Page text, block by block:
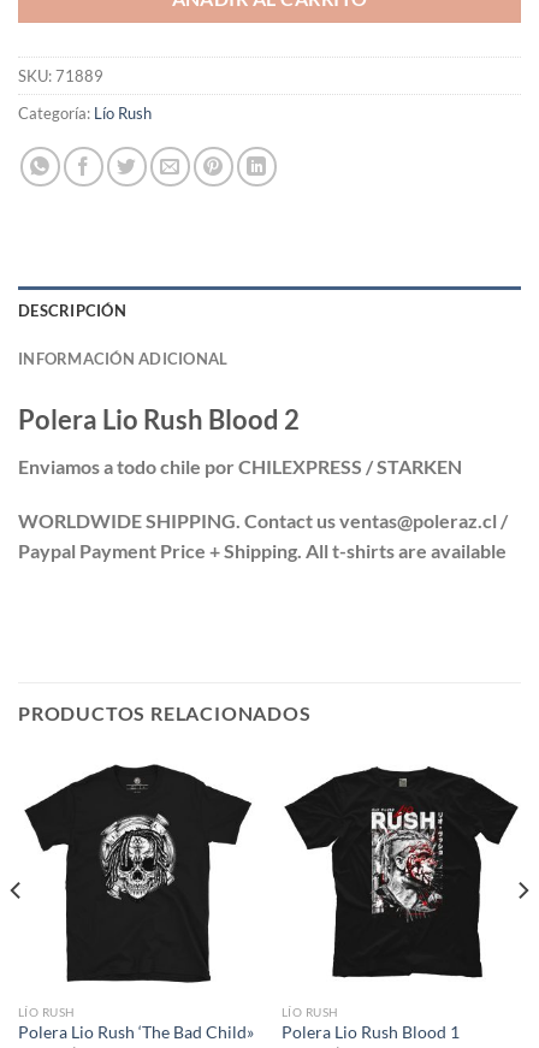
SKU:71889
Categoría: Lío Rush
DESCRIPCIÓN
INFORMACIÓN ADICIONAL
Polera Lio Rush Blood 2
Enviamos a todo chile por CHILEXPRESS / STARKEN
WORLDWIDE SHIPPING. Contact us ventas@poleraz.cl /
Paypal Payment Price + Shipping. All t-shirts are available
PRODUCTOS RELACIONADOS
LÍO RUSH
Polera Lio Rush ‘The Bad Child»
LÍO RUSH
Polera Lio Rush Blood 1